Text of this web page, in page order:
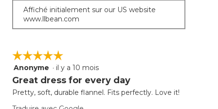
Affiché initialement sur our US website
www.llbean.com
☆☆☆☆☆
☆☆☆☆☆
5
étoile(s)
5.
Anonyme · il y a 10 mois
Great dress for every day
Pretty, soft, durable flannel. Fits perfectly. Love it!